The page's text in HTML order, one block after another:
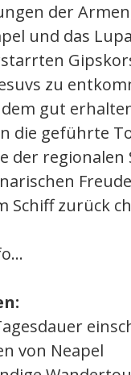
der
und das
zu
gut
die geführte
der regionalen
Schiff zurück
von Neapel